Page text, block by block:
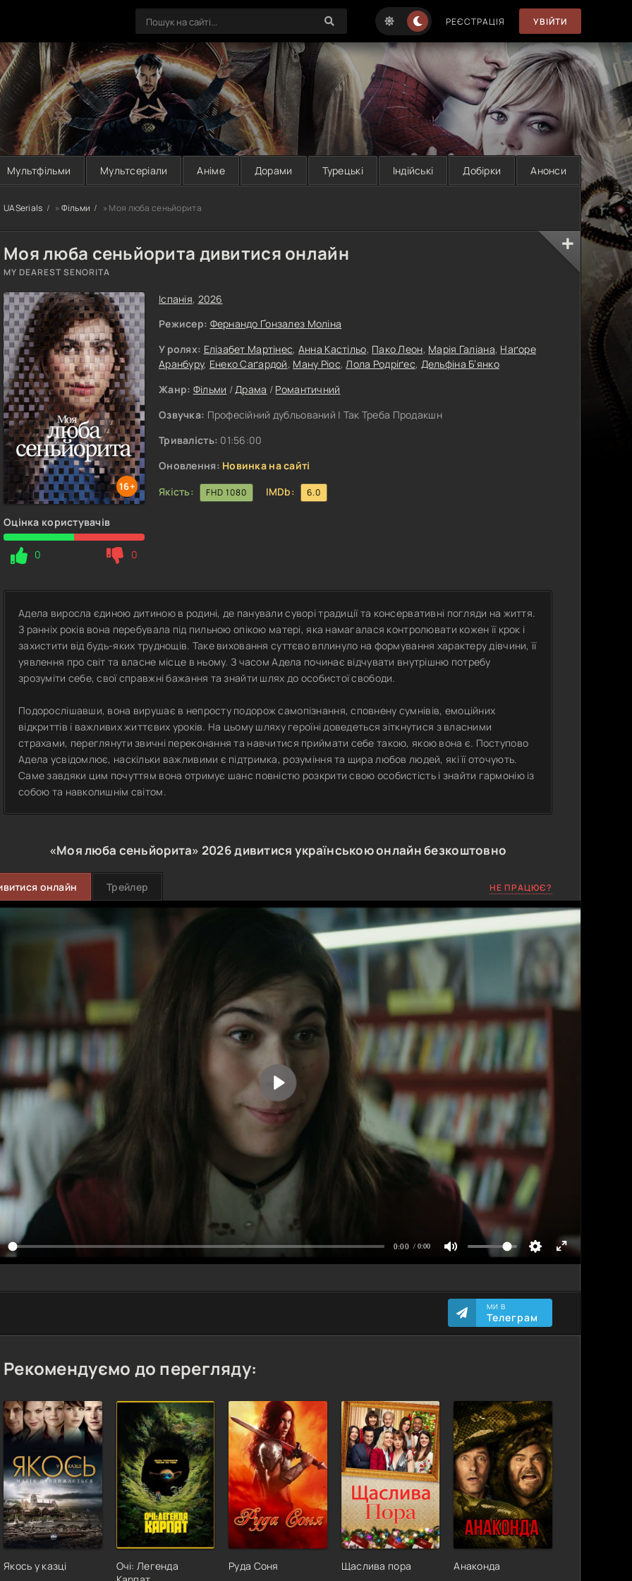
РЕЄСТРАЦІЯ УВІЙТИ
Мультфільми Мультсеріали Аніме Дорами Турецькі Індійські Добірки Анонси
UASerials » Фільми » Моя люба сеньйорита
Моя люба сеньйорита дивитися онлайн
MY DEAREST SENORITA
16+
Оцінка користувачів
0 0
Іспанія, 2026
Режисер: Фернандо Ґонзалез Моліна
У ролях: Елізабет Мартінес, Анна Кастільо, Пако Леон, Марія Галіана, Наґоре
Аранбуру, Енеко Саґардой, Ману Ріос,Лола Родріґес, Дельфіна Б’янко
Жанр: Фільми /Драма / Романтичний
Озвучка: Професійний дубльований | Так Треба Продакшн
Тривалість: 01:56:00
Оновлення: Новинка на сайті
Якість:
FHD 1080 IMDb: 6.0
Адела виросла єдиною дитиною в родині, де панували суворі традиції та консервативні погляди на життя.
З ранніх років вона перебувала під пильною опікою матері, яка намагалася контролювати кожен її крок і
захистити від будь-яких труднощів. Таке виховання суттєво вплинуло на формування характеру дівчини, її
уявлення про світ та власне місце в ньому. З часом Адела починає відчувати внутрішню потребу
зрозуміти себе, свої справжні бажання та знайти шлях до особистої свободи.
Подорослішавши, вона вирушає в непросту подорож самопізнання, сповнену сумнівів, емоційних
відкриттів і важливих життєвих уроків. На цьому шляху героїні доведеться зіткнутися з власними
страхами, переглянути звичні переконання та навчитися приймати себе такою, якою вона є. Поступово
Адела усвідомлює, наскільки важливими є підтримка, розуміння та щира любов людей, які її оточують.
Саме завдяки цим почуттям вона отримує шанс повністю розкрити свою особистість і знайти гармонію із
собою та навколишнім світом.
«Моя люба сеньйорита» 2026дивитися українською онлайн безкоштовно
онлайн Трейлер НЕ ПРАЦЮЄ?
МИ В
Телеграм
Рекомендуємо до перегляду:
Якось у казці
Очі: Легенда
Руда Соня Щаслива пора Анаконда